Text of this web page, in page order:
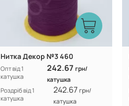
Нитка Декор №3 460
Опт від 1
катушка
242.67грн/
катушка
Роздріб від 1
катушка
242.67грн/
катушка